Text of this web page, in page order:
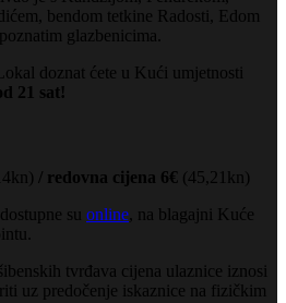
bendom tetkine Radosti, Edom
glazbenicima.
doznat ćete u Kući umjetnosti
21 sat!
/ redovna cijena 6€ (45,21kn)
su online, na blagajni Kuće
tvrđava cijena ulaznice iznosi
uz predočenje iskaznice na fizičkim